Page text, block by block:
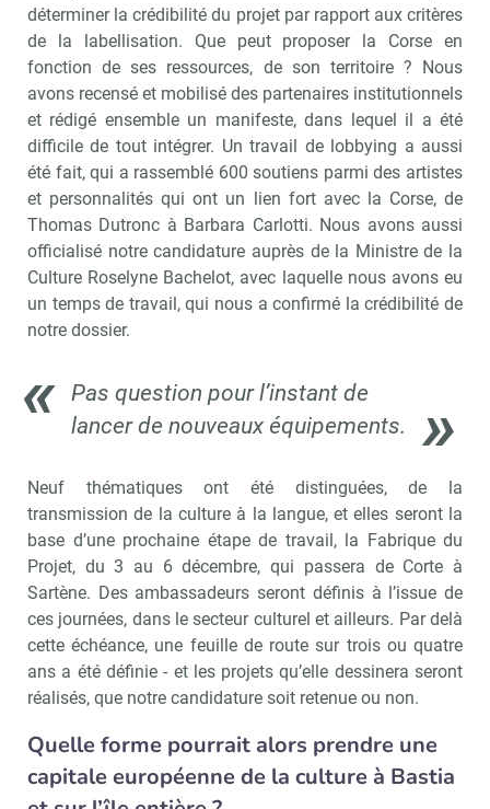
déterminer la crédibilité du projet par rapport aux critères
de la labellisation. Que peut proposer la Corse en
fonction de ses ressources, de son territoire ? Nous
avons recensé et mobilisé des partenaires institutionnels
et rédigé ensemble un manifeste, dans lequel il a été
difficile de tout intégrer. Un travail de lobbying a aussi
été fait, qui a rassemblé 600 soutiens parmi des artistes
et personnalités qui ont un lien fort avec la Corse, de
Thomas Dutronc à Barbara Carlotti. Nous avons aussi
officialisé notre candidature auprès de la Ministre de la
Culture Roselyne Bachelot, avec laquelle nous avons eu
un temps de travail, qui nous a confirmé la crédibilité de
notre dossier.
Pas question pour l’instant de
lancer de nouveaux équipements.
Neuf thématiques ont été distinguées, de la
transmission de la culture à la langue, et elles seront la
base d’une prochaine étape de travail, la Fabrique du
Projet, du 3 au 6 décembre, qui passera de Corte à
Sartène. Des ambassadeurs seront définis à l’issue de
ces journées, dans le secteur culturel et ailleurs. Par delà
cette échéance, une feuille de route sur trois ou quatre
ans a été définie - et les projets qu’elle dessinera seront
réalisés, que notre candidature soit retenue ou non.
Quelle forme pourrait alors prendre une
capitale européenne de la culture à Bastia